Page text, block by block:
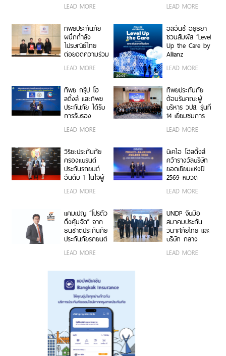
บาท จัดงานมอบ
เชิดชูเกียรติสุด
ยอดนายหน้า
200 ราย “Top
Sales 2026”
LEAD MORE เดือนแบบ
ครั้งแรกของไทย
เพิ่ม-ลด-หยุด
แผนได้ทุกเมื่อ
ไม่มีข้อผูกมัด
LEAD MORE
ทิพยประกันภัย
ผนึกกำลัง
ไปรษณีย์ไทย
ต่อยอดความร่วม
พันธมิตรเชิงกล
บริการประกันภัย
รูปแบบดิจิทัลเพื่อ
ประชาชน
LEAD MORE
อลิอันซ์ อยุธยา
ชวนสัมผัส “Level
Up the Care by
Allianz
นิทรรศการยก
ห่วง ในงาน Hug
HeartYai 2026
LEAD MORE
ทิพย กรุ๊ป โฮ
ลดิ้งส์ และทิพย
ประกันภัย ได้รับ
การรับรอง
คาร์บอนฟุตพริ้
ตอกย้ำความเป็น
ผู้นำธุรกิจประกัน
ภัยที่ขับเคลื่อน
ความยั่งยืนตาม
LEAD MORE
ทิพยประกันภัย
ต้อนรับคณะผู้
บริหาร วปส. รุ่นที่
14 เยี่ยมชมการ
นวัตกรรมองค์กร
LEAD MORE
วิริยะประกันภัย
ครองแบรนด์
ประกันรถยนต์
อันดับ 1 ในใจผู้
บนเวที
Brand Thailand
2026”
LEAD MORE
บีเคไอ โฮลดิ้งส์
คว้ารางวัลบริษัท
ยอดเยี่ยมแห่งปี
2569 หมวด
และประกันชีวิต
ซ้อน จากงาน
Money &
Banking Awards
2026 ตอกย้ำ
เติบโตอย่างโดด
LEAD MORE
แคมเปญ “โปรตัว
ตึงคุ้มจัด” จาก
ธนชาตประกันภัย
ประกันภัยรถยนต์
เจาะกลุ่มรถ
ยอดนิยม
LEAD MORE
UNDP จับมือ
สมาคมประกัน
วินาศภัยไทย และ
บริษัท กลาง
ภัยจากรถ จำกัด
LEAD MORE